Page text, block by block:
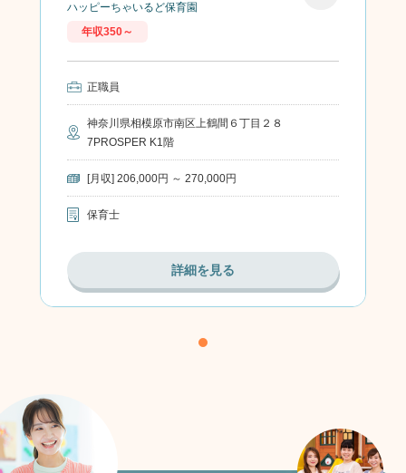
ハッピーちゃいるど保育園
年収350～
正職員
神奈川県相模原市南区上鶴間６丁目２８
7PROSPER K1階
[月収] 206,000円 ～ 270,000円
保育士
詳細を見る